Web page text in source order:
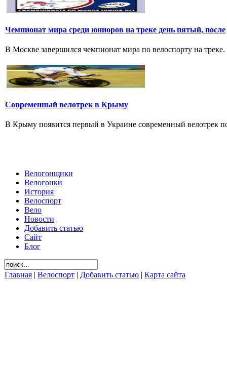
Чемпионат мира среди юниоров на треке день пятый, после
В Москве завершился чемпионат мира по велоспорту на
Современный велотрек в Крыму
В Крыму появится первый в Украине современный велотрек
Велогонщики
Велогонки
История
Велоспорт
Вело
Новости
Добавить статью
Сайт
Блог
Главная | Велоспорт | Добавить статью | Карта сайта